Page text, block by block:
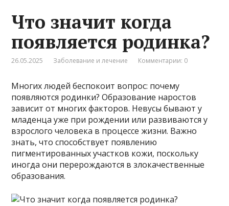
Что значит когда
появляется родинка?
26.05.2025 Заболевание и лечение Комментарии: 0
Многих людей беспокоит вопрос: почему
появляются родинки? Образование наростов
зависит от многих факторов. Невусы бывают у
младенца уже при рождении или развиваются у
взрослого человека в процессе жизни. Важно
знать, что способствует появлению
пигментированных участков кожи, поскольку
иногда они перерождаются в злокачественные
образования.